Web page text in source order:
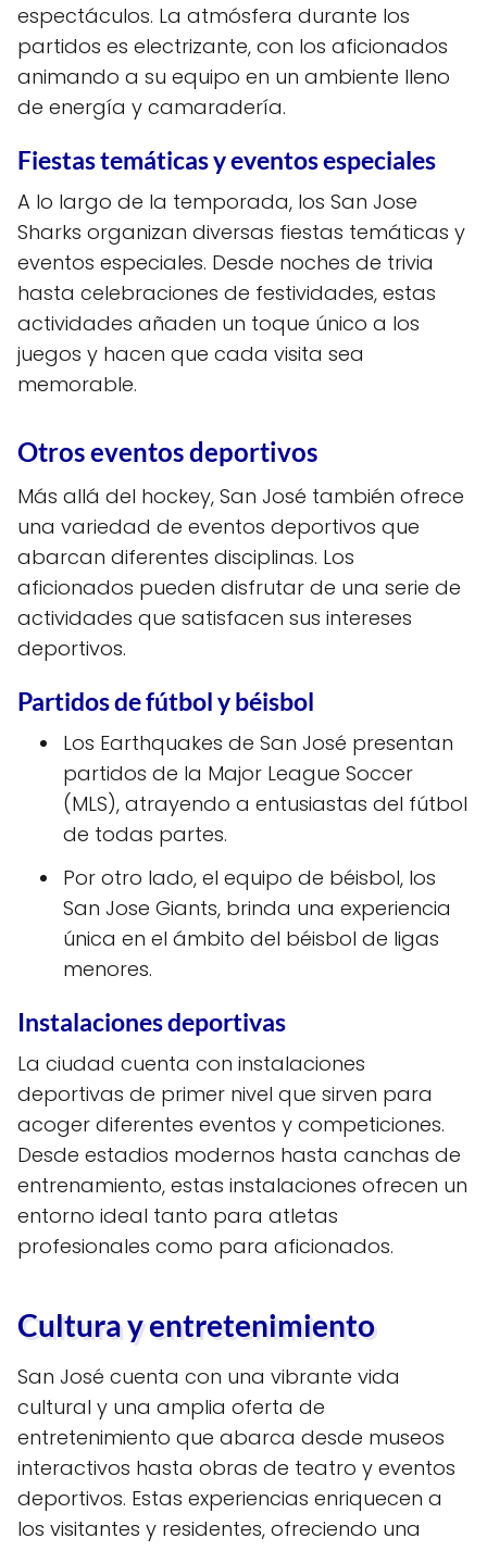
espectáculos. La atmósfera durante los
partidos es electrizante, con los aficionados
animando a su equipo en un ambiente lleno
de energía y camaradería.
Fiestas temáticas y eventos especiales
A lo largo de la temporada, los San Jose
Sharks organizan diversas fiestas temáticas y
eventos especiales. Desde noches de trivia
hasta celebraciones de festividades, estas
actividades añaden un toque único a los
juegos y hacen que cada visita sea
memorable.
Otros eventos deportivos
Más allá del hockey, San José también ofrece
una variedad de eventos deportivos que
abarcan diferentes disciplinas. Los
aficionados pueden disfrutar de una serie de
actividades que satisfacen sus intereses
deportivos.
Partidos de fútbol y béisbol
Los Earthquakes de San José presentan
partidos de la Major League Soccer
(MLS), atrayendo a entusiastas del fútbol
de todas partes.
Por otro lado, el equipo de béisbol, los
San Jose Giants, brinda una experiencia
única en el ámbito del béisbol de ligas
menores.
Instalaciones deportivas
La ciudad cuenta con instalaciones
deportivas de primer nivel que sirven para
acoger diferentes eventos y competiciones.
Desde estadios modernos hasta canchas de
entrenamiento, estas instalaciones ofrecen un
entorno ideal tanto para atletas
profesionales como para aficionados.
Cultura y entretenimiento
San José cuenta con una vibrante vida
cultural y una amplia oferta de
entretenimiento que abarca desde museos
interactivos hasta obras de teatro y eventos
deportivos. Estas experiencias enriquecen a
los visitantes y residentes, ofreciendo una